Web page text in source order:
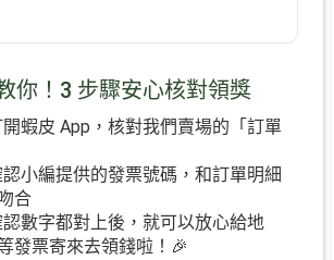
你！3 步驟安心核對領獎
蝦皮 App，核對我們賣場的「訂單
小編提供的發票號碼，和訂單明細
合
數字都對上後，就可以放心給地
發票寄來去領錢啦！🎉